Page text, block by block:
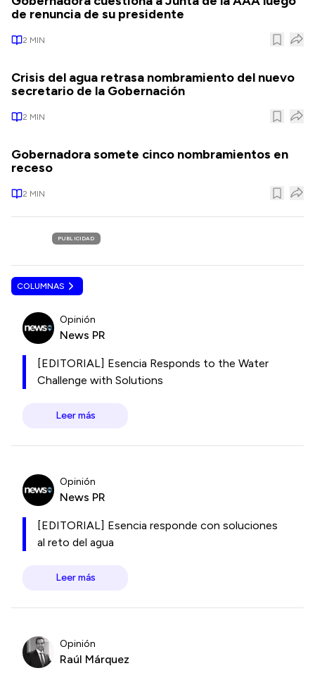
de renuncia de su presidente
2 MIN
Crisis del agua retrasa nombramiento del nuevo
secretario de la Gobernación
2 MIN
Gobernadora somete cinco nombramientos en
receso
2 MIN
PUBLICIDAD
COLUMNAS
Opinión
News PR
[EDITORIAL] Esencia Responds to the Water
Challenge with Solutions
Leer más
Opinión
News PR
[EDITORIAL] Esencia responde con soluciones
al reto del agua
Leer más
Opinión
Raúl Márquez